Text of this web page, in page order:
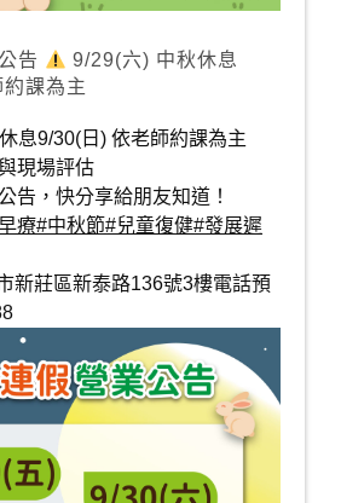
告
9/29(六) 中秋休息
課為主
息9/30(日) 依老師約課為主
現場評估
告，快分享給朋友知道！
療#中秋節#兒童復健#發展遲
新莊區新泰路136號3樓電話預